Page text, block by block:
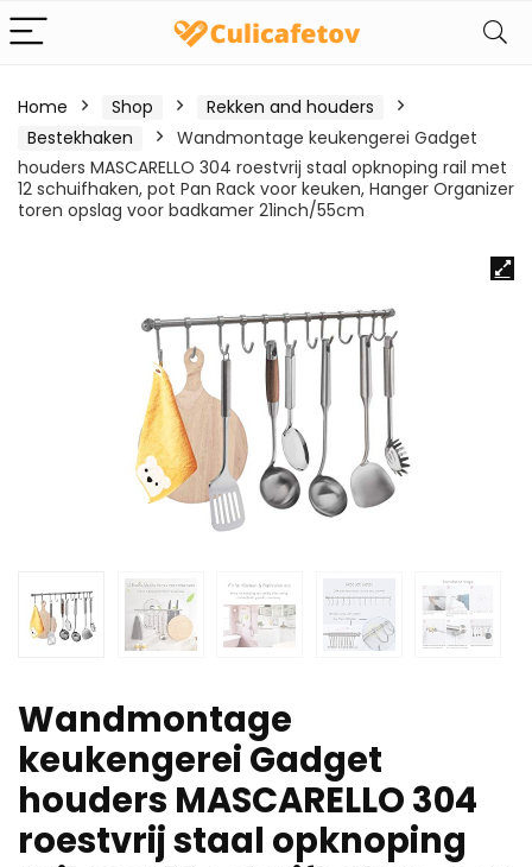
Home Shop
Rekken and houders
Bestekhaken
Wandmontage keukengerei Gadget
houders MASCARELLO 304 roestvrij staal opknoping rail met
12 schuifhaken, pot Pan Rack voor keuken, Hanger Organizer
toren opslag voor badkamer 21inch/55cm
Wandmontage
keukengerei Gadget
houders MASCARELLO 304
roestvrij staal opknoping